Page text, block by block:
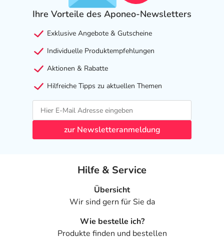
Ihre Vorteile des Aponeo-Newsletters
Exklusive Angebote & Gutscheine
Individuelle Produktempfehlungen
Aktionen & Rabatte
Hilfreiche Tipps zu aktuellen Themen
zur Newsletteranmeldung
Hilfe & Service
Übersicht
Wir sind gern für Sie da
Wie bestelle ich?
Produkte finden und bestellen